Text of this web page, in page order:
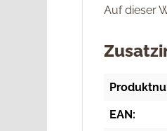
Auf dieser
EAN: